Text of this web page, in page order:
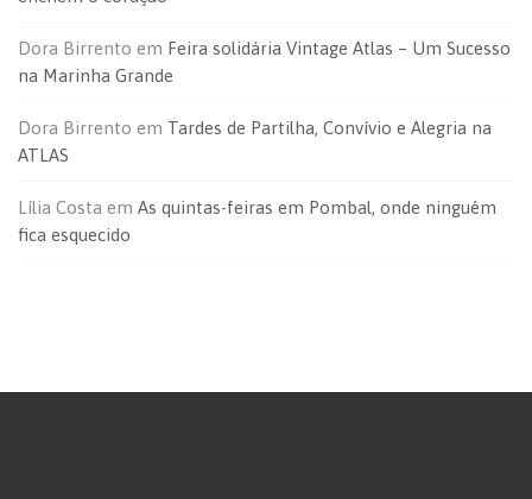
Dora Birrento em Feira solidária Vintage Atlas – Um Sucesso
na Marinha Grande
Dora Birrento em Tardes de Partilha, Convívio e Alegria na
ATLAS
Lília Costa em As quintas-feiras em Pombal, onde ninguém
fica esquecido